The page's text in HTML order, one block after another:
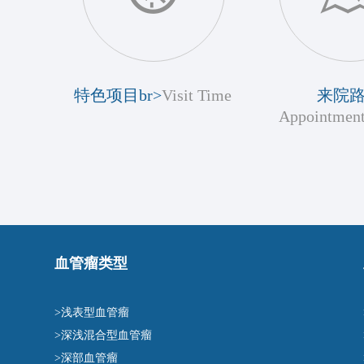
特色项目br>Visit Time
来院
血管瘤类型
>浅表型血管瘤
>深浅混合型血管瘤
>深部血管瘤